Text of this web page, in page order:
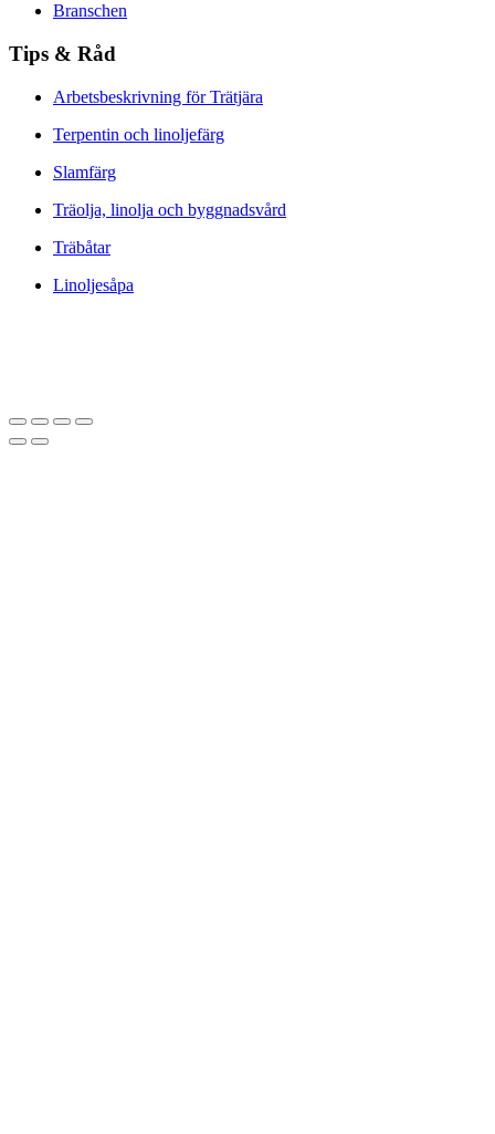
Branschen
Tips & Råd
Arbetsbeskrivning för Trätjära
Terpentin och linoljefärg
Slamfärg
Träolja, linolja och byggnadsvård
Träbåtar
Linoljesåpa